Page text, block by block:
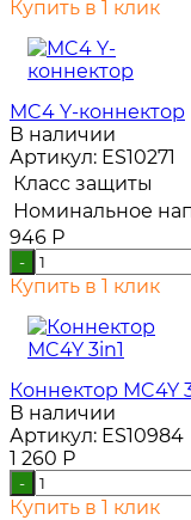
Купить в 1 клик
MC4 Y-коннектор
В наличии
Артикул: ES10271
Класс защиты
Номинальное
946 Р
-
Купить в 1 клик
Коннектор MC4Y
В наличии
Артикул: ES10984
1 260 Р
-
Купить в 1 клик